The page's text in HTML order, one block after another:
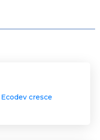
cresce